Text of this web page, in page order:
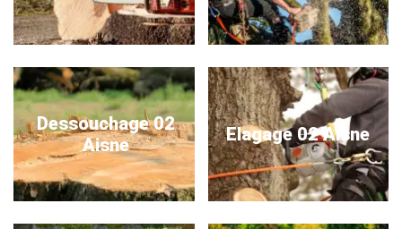
Dessouchage 02
Aisne
Elagage 02 Aisne